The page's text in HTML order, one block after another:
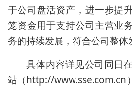
于公司盘活资产，进一步提
笼资金用于支持公司主营业
务的持续发展，符合公司整体
具体内容详见公司同日
站（http://www.sse.com.cn